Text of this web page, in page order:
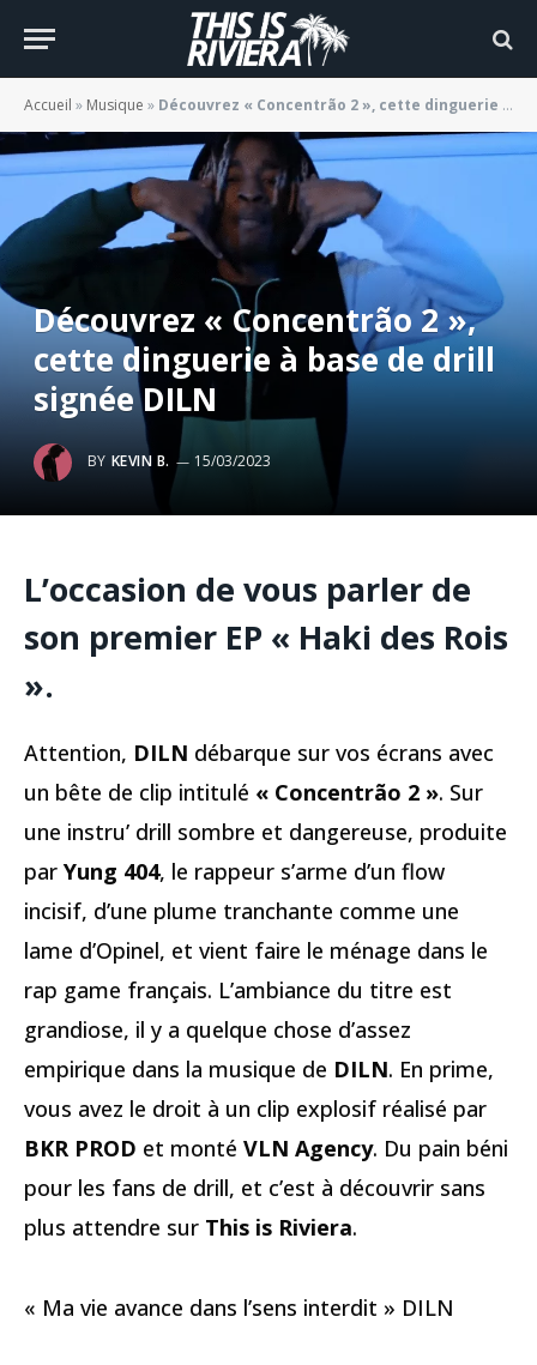
Accueil » Musique » Découvrez « Concentrão 2 », cette dinguerie à base de drill signée DILN
Découvrez « Concentrão 2 »,
cette dinguerie à base de drill
signée DILN
BY KEVIN B. 15/03/2023
L’occasion de vous parler de
son premier EP « Haki des Rois
».
Attention, DILN débarque sur vos écrans avec
un bête de clip intitulé « Concentrão 2 ». Sur
une instru’ drill sombre et dangereuse, produite
par Yung 404, le rappeur s’arme d’un flow
incisif, d’une plume tranchante comme une
lame d’Opinel, et vient faire le ménage dans le
rap game français. L’ambiance du titre est
grandiose, il y a quelque chose d’assez
empirique dans la musique de DILN. En prime,
vous avez le droit à un clip explosif réalisé par
BKR PROD et monté VLN Agency. Du pain béni
pour les fans de drill, et c’est à découvrir sans
plus attendre sur This is Riviera.
« Ma vie avance dans l’sens interdit » DILN